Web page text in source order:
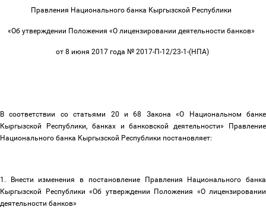
Правления Национального банка Кыргызской Республики
«Об утверждении Положения «О лицензировании деятельности банков»
от 8 июня 2017 года № 2017-П-12/23-1-(НПА)
В соответствии со статьями 20 и 68 Закона «О Национальном банке
Кыргызской Республики, банках и банковской деятельности» Правление
Национального банка Кыргызской Республики постановляет:
1. Внести изменения в постановление Правления Национального банка
Кыргызской Республики «Об утверждении Положения «О лицензировании
деятельности банков»